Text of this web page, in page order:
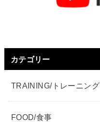
カテゴリー
TRAINING/トレーニング
FOOD/食事